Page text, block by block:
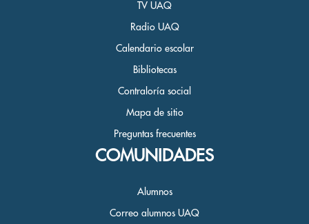
TV UAQ
Radio UAQ
Calendario escolar
Bibliotecas
Contraloría social
Mapa de sitio
Preguntas frecuentes
COMUNIDADES
Alumnos
Correo alumnos UAQ